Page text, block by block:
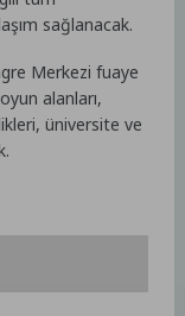
sağlanacak.
Merkezi fuaye
alanları,
üniversite ve